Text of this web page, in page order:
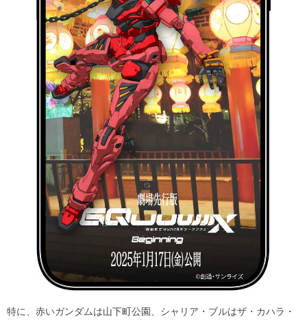
特に、赤いガンダムは山下町公園、シャリア・ブルはザ・カハラ・